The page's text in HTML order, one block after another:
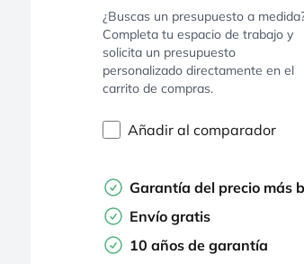
¿Buscas un presupuesto a
Completa tu espacio de trabajo y
solicita un presupuesto
personalizado directamente en el
carrito de compras.
Añadir al comparador
Garantía del precio más
Envío gratis
10 años de garantía